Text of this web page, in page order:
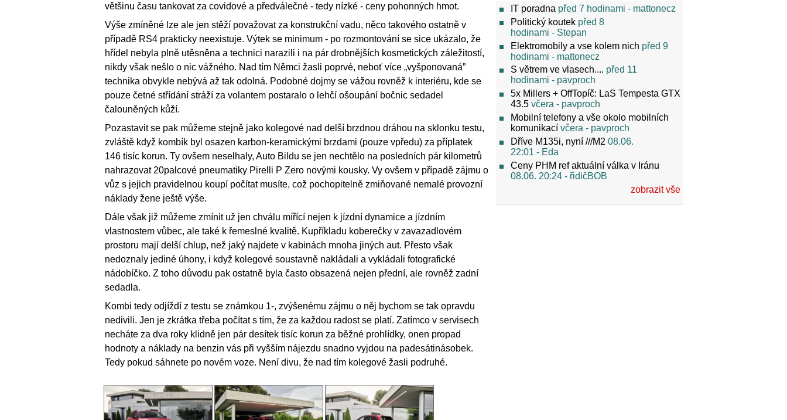
většinu času tankovat za covidové a předválečné - tedy nízké - ceny pohonných hmot.
Výše zmíněné lze ale jen stěží považovat za konstrukční vadu, něco takového ostatně v
případě RS4 prakticky neexistuje. Výtek se minimum - po rozmontování se sice ukázalo, že
hřídel nebyla plně utěsněna a technici narazili i na pár drobnějších kosmetických záležitostí,
nikdy však nešlo o nic vážného. Nad tím Němci žasli poprvé, neboť více „vyšponovaná”
technika obvykle nebývá až tak odolná. Podobné dojmy se vážou rovněž k interiéru, kde se
pouze četné střídání stráží za volantem postaralo o lehčí ošoupání bočnic sedadel
čalouněných kůží.
Pozastavit se pak můžeme stejně jako kolegové nad delší brzdnou dráhou na sklonku testu,
zvláště když kombík byl osazen karbon-keramickými brzdami (pouze vpředu) za příplatek
146 tisíc korun. Ty ovšem neselhaly, Auto Bildu se jen nechtělo na posledních pár kilometrů
nahrazovat 20palcové pneumatiky Pirelli P Zero novými kousky. Vy ovšem v případě zájmu o
vůz s jejich pravidelnou koupí počítat musíte, což pochopitelně zmiňované nemalé provozní
náklady žene ještě výše.
Dále však již můžeme zmínit už jen chválu mířící nejen k jízdní dynamice a jízdním
vlastnostem vůbec, ale také k řemeslné kvalitě. Kupříkladu koberečky v zavazadlovém
prostoru mají delší chlup, než jaký najdete v kabinách mnoha jiných aut. Přesto však
nedoznaly jediné úhony, i když kolegové soustavně nakládali a vykládali fotografické
nádobíčko. Z toho důvodu pak ostatně byla často obsazená nejen přední, ale rovněž zadní
sedadla.
Kombi tedy odjíždí z testu se známkou 1-, zvýšenému zájmu o něj bychom se tak opravdu
nedivili. Jen je zkrátka třeba počítat s tím, že za každou radost se platí. Zatímco v servisech
necháte za dva roky klidně jen pár desítek tisíc korun za běžné prohlídky, onen propad
hodnoty a náklady na benzin vás při vyšším nájezdu snadno vyjdou na padesátinásobek.
Tedy pokud sáhnete po novém voze. Není divu, že nad tím kolegové žasli podruhé.
IT poradna před 7 hodinami - mattonecz
Politický koutek před 8
hodinami - Stepan
Elektromobily a vse kolem nich před 9
hodinami - mattonecz
S větrem ve vlasech.... před 11
hodinami - pavproch
5x Millers + OffTopíč: LaS Tempesta GTX
43.5 včera - pavproch
Mobilní telefony a vše okolo mobilních
komunikací včera - pavproch
Dříve M135i, nyní ///M2 08.06.
22:01 - Eda
Ceny PHM ref aktuální válka v Iránu
08.06. 20:24 - řidičBOB
zobrazit vše